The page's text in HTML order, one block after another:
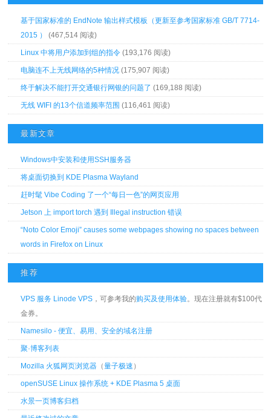
基于国家标准的 EndNote 输出样式模板（更新至参考国家标准 GB/T 7714-
2015 ）
(467,514 阅读)
Linux 中将用户添加到组的指令 (193,176 阅读)
电脑连不上无线网络的5种情况 (175,907 阅读)
终于解决不能打开交通银行网银的问题了 (169,188 阅读)
无线 WIFI 的13个信道频率范围 (116,461 阅读)
最新文章
Windows中安装和使用SSH服务器
将桌面切换到 KDE Plasma Wayland
赶时髦 Vibe Coding 了一个“每日一色”的网页应用
Jetson 上 import torch 遇到 Illegal instruction 错误
“Noto Color Emoji” causes some webpages showing no spaces between
words in Firefox on Linux
推荐
VPS 服务 Linode VPS ，可参考我的购买及使用体验。现在注册就有$100代
金券。
Namesilo - 便宜、易用、安全的域名注册
聚·博客列表
Mozilla 火狐网页浏览器 （量子极速 ）
openSUSE Linux 操作系统 + KDE Plasma 5 桌面
水景一页博客归档